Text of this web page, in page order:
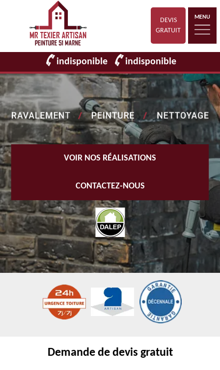
DEVIS
GRATUIT
MENU
indisponible indisponible
VOIR NOS RÉALISATIONS
CONTACTEZ-NOUS
Demande de devis gratuit